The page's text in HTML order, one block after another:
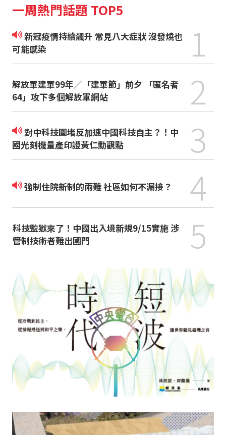
一周熱門話題 TOP5
新冠疫情持續飆升 常見八大症狀 沒發燒也
可能感染
1
解放軍建軍99年／「建軍節」前夕 「匿名者
64」攻下多個解放軍網站
2
對中科技圍堵反加速中國科技自主？！中
國光刻機量產印證黃仁勳觀點
3
強制住院新制的兩難 社區如何不漏接？ 4
科技監獄來了！中國出入境新規9/15實施 涉
管制技術者難出國門
5